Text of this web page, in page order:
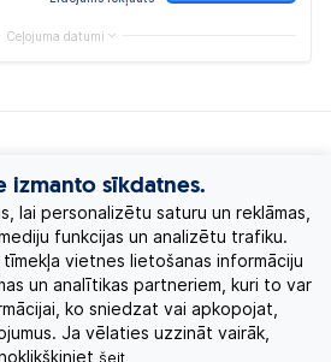
Ceļojuma datumi
izmanto sīkdatnes.
lai personalizētu saturu un reklāmas,
funkcijas un analizētu trafiku.
vietnes lietošanas informāciju
un analītikas partneriem, kuri to var
ko sniedzat vai apkopojat,
Ja vēlaties uzzināt vairāk,
šeit